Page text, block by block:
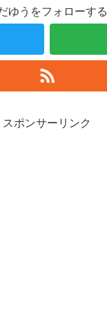
ゆうをフォローする
スポンサーリンク